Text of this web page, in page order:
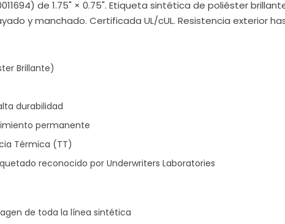
de 1.75" × 0.75". Etiqueta sintética de poliéster
y manchado. Certificada UL/cUL. Resistencia exterior
Brillante)
durabilidad
permanente
Térmica (TT)
reconocido por Underwriters Laboratories
de toda la línea sintética